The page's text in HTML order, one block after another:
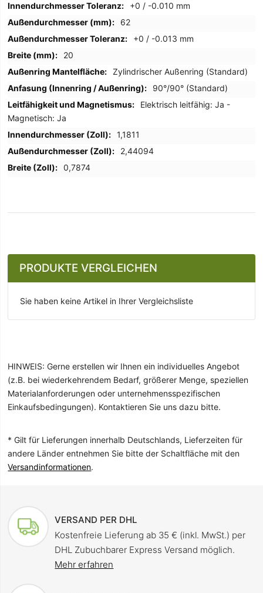
+0 / -0.010 mm
62
+0 / -0.013 mm
20
Zylindrischer Außenring (Standard)
90°/90° (Standard)
Elektrisch leitfähig: Ja -
Magnetisch: Ja
1,1811
2,44094
0,7874
PRODUKTE VERGLEICHEN
Sie haben keine Artikel in Ihrer Vergleichsliste
HINWEIS: Gerne erstellen wir Ihnen ein individuelles Angebot
(z.B. bei wiederkehrendem Bedarf, größerer Menge, speziellen
Materialanforderungen oder unternehmensspezifischen
Einkaufsbedingungen). Kontaktieren Sie uns dazu bitte.
* Gilt für Lieferungen innerhalb Deutschlands, Lieferzeiten für
andere Länder entnehmen Sie bitte der Schaltfläche mit den
Versandinformationen.
VERSAND PER DHL
Kostenfreie Lieferung ab 35 € (inkl. MwSt.) per
DHL Zubuchbarer Express Versand möglich.
Mehr erfahren